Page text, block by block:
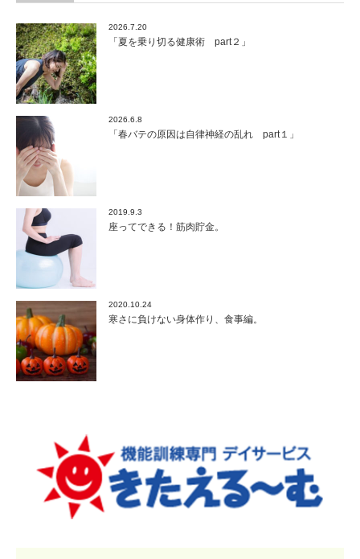
2026.7.20
「夏を乗り切る健康術 part２」
2026.6.8
「春バテの原因は自律神経の乱れ part１」
2019.9.3
座ってできる！筋肉貯金。
2020.10.24
寒さに負けない身体作り、食事編。